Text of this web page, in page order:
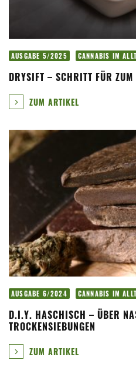
AUSGABE 5/2025 CANNABIS IM
DRYSIFT – SCHRITT FÜR ZUM
ZUM ARTIKEL
AUSGABE 6/2024 CANNABIS IM
D.I.Y. HASCHISCH – ÜBER
TROCKENSIEBUNGEN
ZUM ARTIKEL